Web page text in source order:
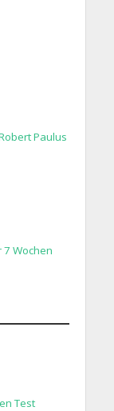
Paulus
Wochen
Test